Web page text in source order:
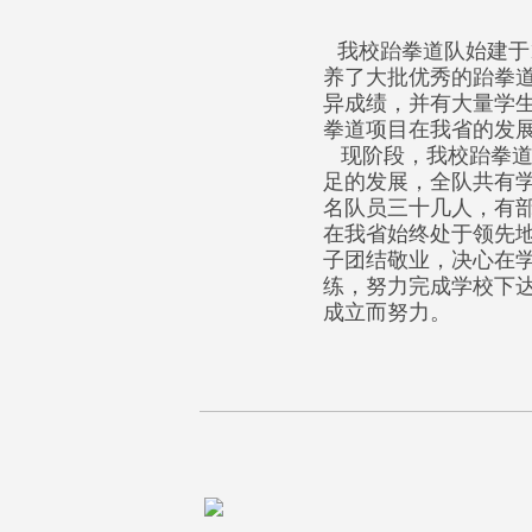
我校跆拳道队始建
养了大批优秀的跆拳
异成绩，并有大量学
拳道项目在我省的发
现阶段，我校跆拳
足的发展，全队共有
名队员三十几人，有
在我省始终处于领先
子团结敬业，决心在
练，努力完成学校下
成立而努力。